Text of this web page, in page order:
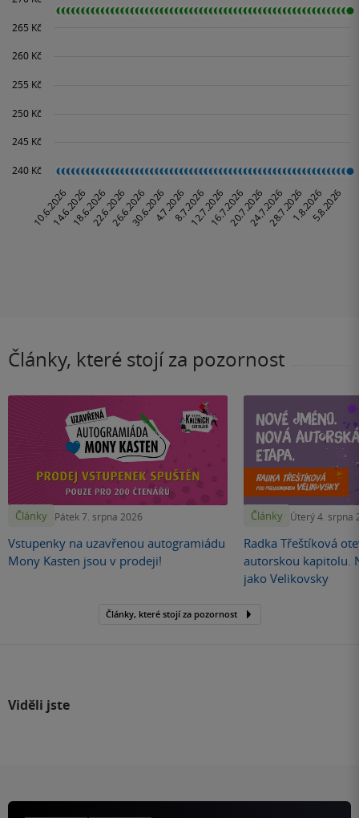
Články, které stojí za pozornost
Články Pátek 7. srpna 2026
Vstupenky na uzavřenou autogramiádu
Mony Kasten jsou v prodeji!
Články Úterý 4. srpna
Radka Třeštíková
autorskou kapitolu.
jako Velikovsky
Články, které stojí za pozornost
Viděli jste